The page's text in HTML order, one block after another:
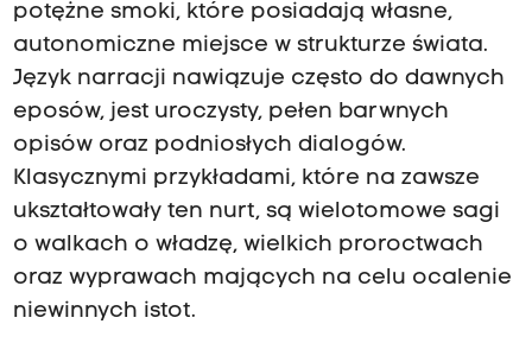
potężne smoki, które posiadają własne,
autonomiczne miejsce w strukturze świata.
Język narracji nawiązuje często do dawnych
eposów, jest uroczysty, pełen barwnych
opisów oraz podniosłych dialogów.
Klasycznymi przykładami, które na zawsze
ukształtowały ten nurt, są wielotomowe sagi
o walkach o władzę, wielkich proroctwach
oraz wyprawach mających na celu ocalenie
niewinnych istot.